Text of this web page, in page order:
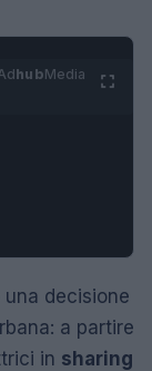
hubMedia
decisione
a partire
in sharing